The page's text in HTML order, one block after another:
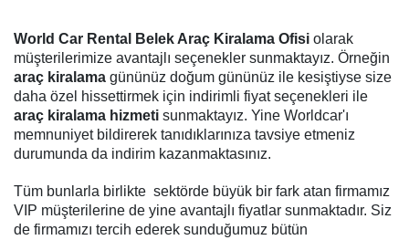
World Car Rental Belek Araç Kiralama Ofisi olarak
müşterilerimize avantajlı seçenekler sunmaktayız. Örneğin
araç kiralama gününüz doğum gününüz ile kesiştiyse size
daha özel hissettirmek için indirimli fiyat seçenekleri ile
araç kiralama hizmeti sunmaktayız. Yine Worldcar'ı
memnuniyet bildirerek tanıdıklarınıza tavsiye etmeniz
durumunda da indirim kazanmaktasınız.
Tüm bunlarla birlikte sektörde büyük bir fark atan firmamız
VIP müşterilerine de yine avantajlı fiyatlar sunmaktadır. Siz
de firmamızı tercih ederek sunduğumuz bütün